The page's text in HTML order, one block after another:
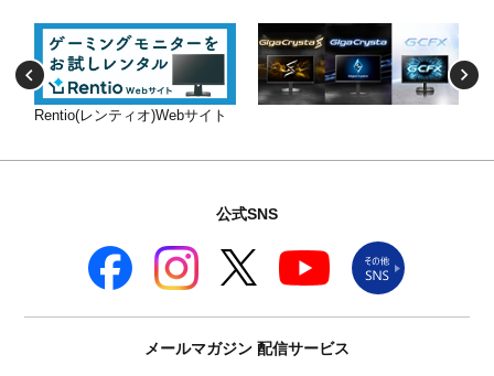
Rentio(レンティオ)Webサイト
公式SNS
メールマガジン 配信サービス